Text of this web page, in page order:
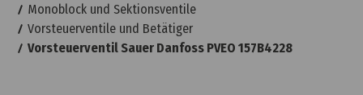
Monoblock und Sektionsventile
Vorsteuerventile und Betätiger
Vorsteuerventil Sauer Danfoss PVEO 157B4228